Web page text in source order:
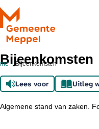
Ga naar de inhoud
Bijeenkomsten
Bijeenkomsten
Lees voor Uitleg
Algemene stand van zaken.